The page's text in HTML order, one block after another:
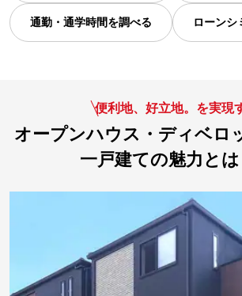
通勤・通学時間を調べる ローンシ
便利地、好立地。を実現
オープンハウス・ディベロ
一戸建ての魅力とは